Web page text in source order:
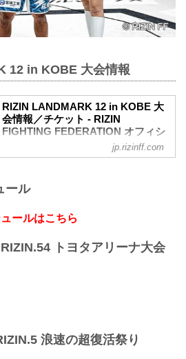
12 in KOBE 大会情報
RIZIN LANDMARK 12 in KOBE 大
会情報／チケット - RIZIN
FIGHTING FEDERATION オフィシ
チケットは完売いたしました。
はPPVチケットをお買い求めの上、ライ
ブ配信でお楽しみください。
RIZIN LANDMARK 12 in KOBE 大会概要
開催日時
阪急「神戸三宮駅」：徒歩 約18分
阪神「神戸三宮駅」：徒歩 約17分
jp.rizinff.com
ール
ールはこちら
RIZIN.54 トヨタアリーナ大会
浪速の超復活祭り